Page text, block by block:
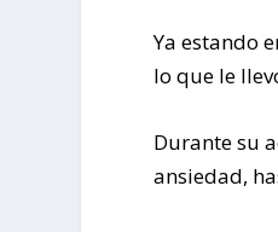
Ya estando
lo que le
Durante su
ansiedad,